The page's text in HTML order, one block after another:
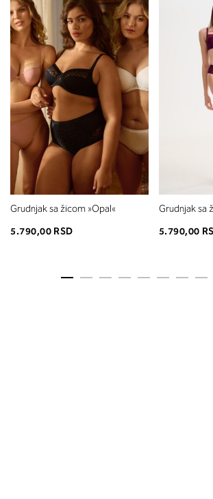
Grudnjak sa žicom »Opal«
5.790,00 RSD
Grudnjak sa
5.790,00
2. Prsni obseg
Izmerite
traku preko
preko grudi, u
udubljenja
ćete pročitati
odgovara
potražite u
merenjem